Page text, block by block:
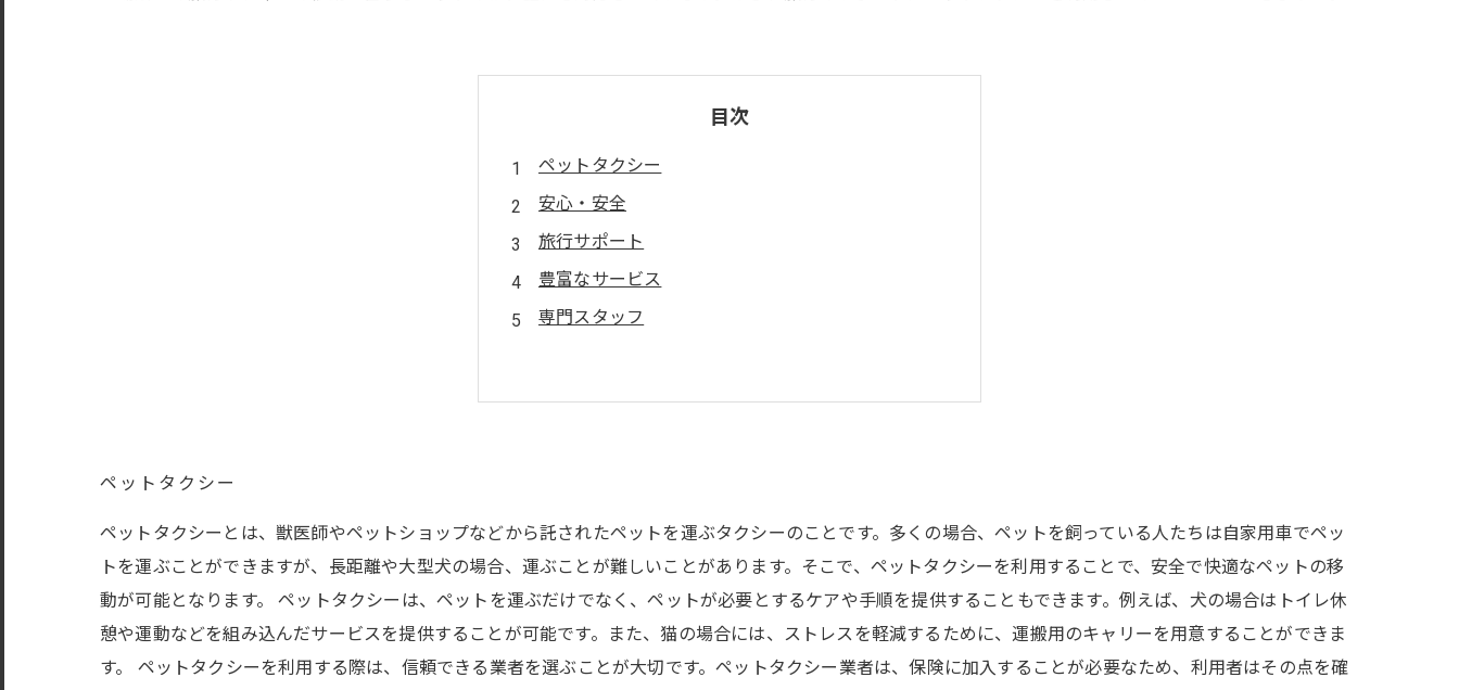
目次
ペットタクシー
安心・安全
旅行サポート
豊富なサービス
専門スタッフ
ペットタクシー
ペットタクシーとは、獣医師やペットショップなどから託されたペットを運ぶタクシーのことです。多くの場合、ペットを飼っている人たちは自家用車でペッ
トを運ぶことができますが、長距離や大型犬の場合、運ぶことが難しいことがあります。そこで、ペットタクシーを利用することで、安全で快適なペットの移
動が可能となります。 ペットタクシーは、ペットを運ぶだけでなく、ペットが必要とするケアや手順を提供することもできます。例えば、犬の場合はトイレ休
憩や運動などを組み込んだサービスを提供することが可能です。また、猫の場合には、ストレスを軽減するために、運搬用のキャリーを用意することができま
す。 ペットタクシーを利用する際は、信頼できる業者を選ぶことが大切です。ペットタクシー業者は、保険に加入することが必要なため、利用者はその点を確